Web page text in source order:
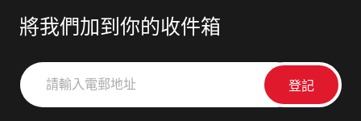
將我們加到你的收件箱
請
輸